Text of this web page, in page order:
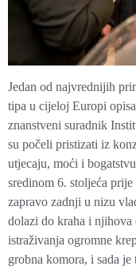
Jedan od najvrednijih
tipa u cijeloj Europi
znanstveni suradnik
su počeli pristizati iz
utjecaju, moći i
sredinom 6. stoljeća
zapravo zadnji u nizu
dolazi do kraha i
istraživanja ogromne
grobna komora, i sada